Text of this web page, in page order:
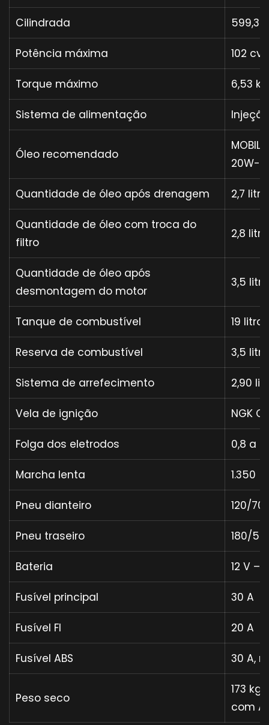
Cilindrada 599,3
Potência máxima 102 cv
Torque máximo 6,53
Sistema de alimentação
Óleo recomendado
MOBIL
20W-
Quantidade de óleo após drenagem 2,7
Quantidade de óleo com troca do
filtro
2,8
Quantidade de óleo após
desmontagem do motor
3,5
Tanque de combustível 19
Reserva de combustível 3,5
Sistema de arrefecimento 2,90
Vela de ignição NGK
Folga dos eletrodos 0,8 a
Marcha lenta 1.350
Pneu dianteiro 120/70
Pneu traseiro 180/55
Bateria 12 V –
Fusível principal 30 A
Fusível FI 20 A
Fusível ABS 30 A,
Peso seco
173 kg
com